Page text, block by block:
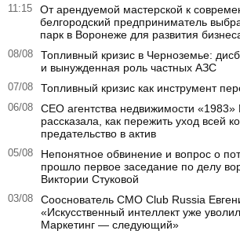
11:15
От арендуемой мастерской к
белгородский предприниматель
парк в Воронеже для развития
08/08
Топливный кризис в Черноземье:
и вынужденная роль частных АЗС
07/08 Топливный кризис как инструмент
06/08
CEO агентства недвижимости
рассказала, как пережить уход всей
предательство в актив
05/08
Непонятное обвинение и вопрос о
прошло первое заседание по делу
Виктории Стуковой
03/08
Сооснователь CMO Club Russia
«Искусственный интеллект уже
Маркетинг — следующий»